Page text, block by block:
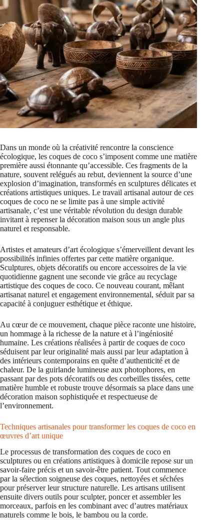
Dans un monde où la créativité rencontre la conscience
écologique, les coques de coco s’imposent comme une matière
première aussi étonnante qu’accessible. Ces fragments de la
nature, souvent relégués au rebut, deviennent la source d’une
explosion d’imagination, transformés en sculptures délicates et
créations artistiques uniques. Le travail artisanal autour de ces
coques de coco ne se limite pas à une simple activité
artisanale, c’est une véritable révolution du design durable
invitant à repenser la décoration maison sous un angle plus
naturel et responsable.
Artistes et amateurs d’art écologique s’émerveillent devant les
possibilités infinies offertes par cette matière organique.
Sculptures, objets décoratifs ou encore accessoires de la vie
quotidienne gagnent une seconde vie grâce au recyclage
artistique des coques de coco. Ce nouveau courant, mêlant
artisanat naturel et engagement environnemental, séduit par sa
capacité à conjuguer esthétique et éthique.
Au cœur de ce mouvement, chaque pièce raconte une histoire,
un hommage à la richesse de la nature et à l’ingéniosité
humaine. Les créations réalisées à partir de coques de coco
séduisent par leur originalité mais aussi par leur adaptation à
des intérieurs contemporains en quête d’authenticité et de
chaleur. De la guirlande lumineuse aux photophores, en
passant par des pots décoratifs ou des corbeilles tissées, cette
matière humble et robuste trouve désormais sa place dans une
décoration maison sophistiquée et respectueuse de
l’environnement.
Techniques artisanales pour transformer les coques de coco en
œuvres d’art unique
Le processus de transformation des coques de coco en
sculptures ou en créations artistiques à domicile repose sur un
savoir-faire précis et un savoir-être patient. Tout commence
par la sélection soigneuse des coques, nettoyées et séchées
pour préserver leur structure naturelle. Les artisans utilisent
ensuite divers outils pour sculpter, poncer et assembler les
morceaux, parfois en les combinant avec d’autres matériaux
naturels comme le bois, le bambou ou la corde.